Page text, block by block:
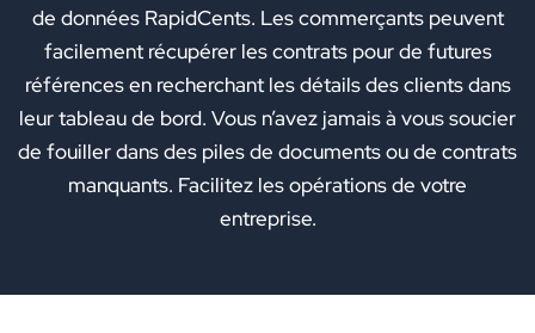
de données RapidCents. Les commerçants peuvent
facilement récupérer les contrats pour de futures
références en recherchant les détails des clients dans
leur tableau de bord. Vous n’avez jamais à vous soucier
de fouiller dans des piles de documents ou de contrats
manquants. Facilitez les opérations de votre
entreprise.